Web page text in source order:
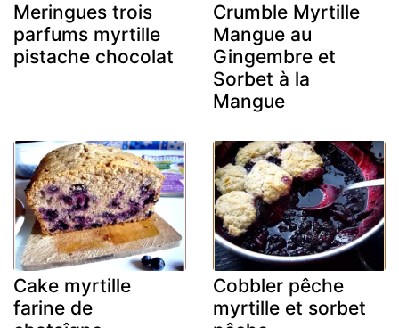
Meringues trois
parfums myrtille
pistache chocolat
Crumble Myrtille
Mangue au
Gingembre et
Sorbet à la
Mangue
Cake myrtille
farine de
Cobbler pêche
myrtille et sorbet